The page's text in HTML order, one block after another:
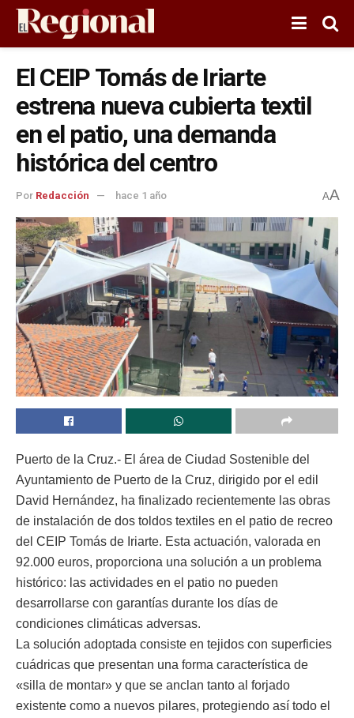
El CEIP Tomás de Iriarte
estrena nueva cubierta textil
en el patio, una demanda
histórica del centro
Por Redacción hace 1 año AA
Puerto de la Cruz.- El área de Ciudad Sostenible del
Ayuntamiento de Puerto de la Cruz, dirigido por el edil
David Hernández, ha finalizado recientemente las obras
de instalación de dos toldos textiles en el patio de recreo
del CEIP Tomás de Iriarte. Esta actuación, valorada en
92.000 euros, proporciona una solución a un problema
histórico: las actividades en el patio no pueden
desarrollarse con garantías durante los días de
condiciones climáticas adversas.
La solución adoptada consiste en tejidos con superficies
cuádricas que presentan una forma característica de
«silla de montar» y que se anclan tanto al forjado
existente como a nuevos pilares, protegiendo así todo el